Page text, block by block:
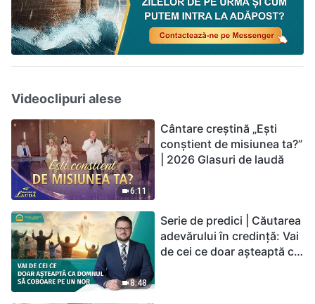
Videoclipuri alese
6:11
Cântare creștină „Ești
conștient de misiunea ta?”
| 2026 Glasuri de laudă
8:48
Serie de predici | Căutarea
adevărului în credință: Vai
de cei ce doar așteaptă ca